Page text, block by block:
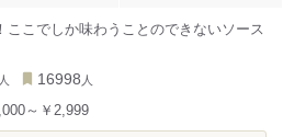
ここでしか味わうことのできないソース
人 16998 人
～￥2,999